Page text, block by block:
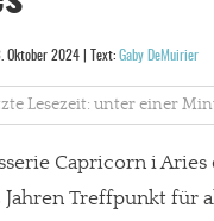
Oktober 2024 | Text: Gaby DeMuirier
Lesezeit: unter einer
Capricorn i
Jahren Treffpunkt für